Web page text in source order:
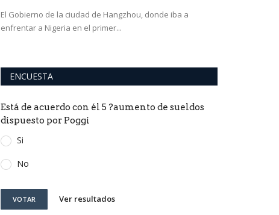
El Gobierno de la ciudad de Hangzhou, donde iba a
enfrentar a Nigeria en el primer...
ENCUESTA
Está de acuerdo con él 5 ?aumento de sueldos
dispuesto por Poggi
Si
No
VOTAR Ver resultados